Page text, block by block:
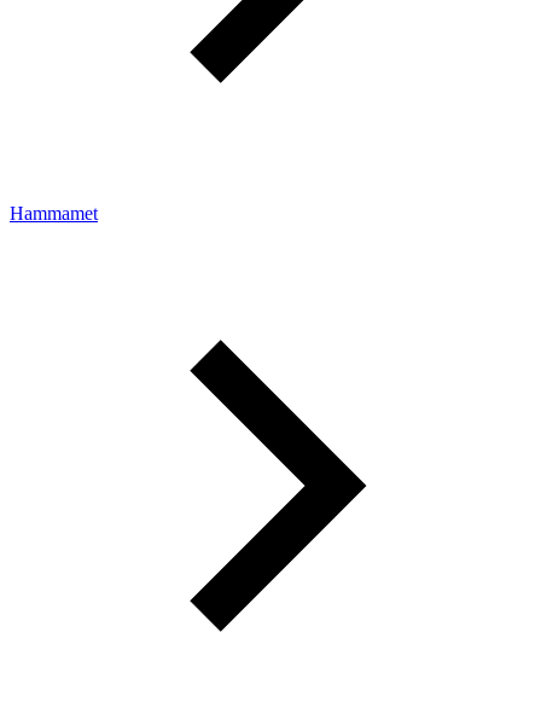
Hammamet